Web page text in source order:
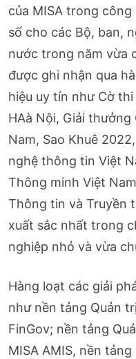
của MISA trong
số cho các Bộ, ban,
nước trong năm vừa
được ghi nhận qua
hiệu uy tín như Cờ
HAà Nội, Giải
Nam, Sao Khuê
nghệ thông tin Việt
Thông minh Việt
Thông tin và Truyền
xuất sắc nhất trong
nghiệp nhỏ và vừa
Hàng loạt các giải
như nền tảng Quản
FinGov; nền tảng
MISA AMIS, nền